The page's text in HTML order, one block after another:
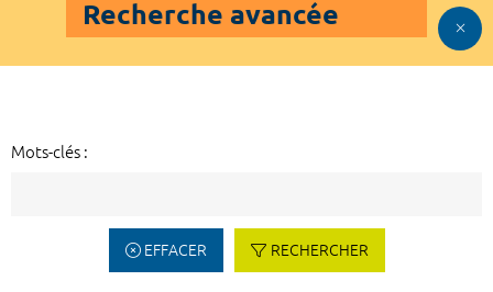
Recherche avancée
Mots-clés :
EFFACER RECHERCHER